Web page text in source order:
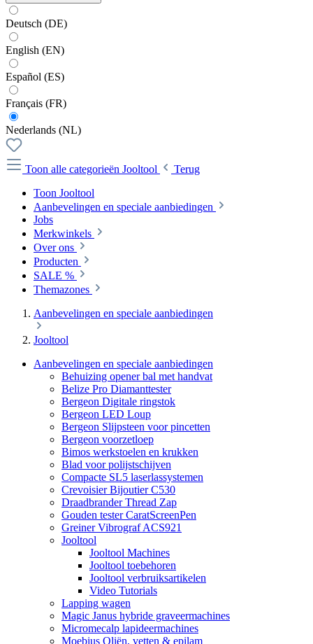
Deutsch (DE)
English (EN)
Español (ES)
Français (FR)
Nederlands (NL)
Toon alle categorieën Jooltool
Terug
Toon Jooltool
Aanbevelingen en speciale aanbiedingen
Jobs
Merkwinkels
Over ons
Producten
SALE %
Themazones
Aanbevelingen en speciale aanbiedingen
Jooltool
Aanbevelingen en speciale aanbiedingen
Behuizing opener bal met handvat
Belize Pro Diamanttester
Bergeon Digitale ringstok
Bergeon LED Loup
Bergeon Slijpsteen voor pincetten
Bergeon voorzetloep
Bimos werkstoelen en krukken
Blad voor polijstschijven
Compacte SL5 laserlassystemen
Crevoisier Bijoutier C530
Draadbrander Thread Zap
Gouden tester CaratScreenPen
Greiner Vibrograf ACS921
Jooltool
Jooltool Machines
Jooltool toebehoren
Jooltool verbruiksartikelen
Video Tutorials
Lapping wagen
Magic Janus hybride graveermachines
Micromecalp lapideermachines
Moebius Oliën, vetten & epilam